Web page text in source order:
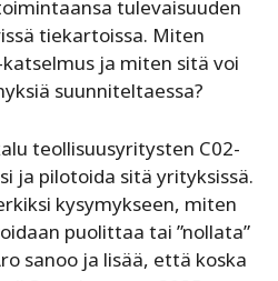
tulevaisuuden
tiekartoissa. Miten
ja miten sitä voi
suunniteltaessa?
teollisuusyritysten C02-
ja pilotoida sitä yrityksissä.
kysymykseen, miten
puolittaa tai ”nollata”
sanoo ja lisää, että koska